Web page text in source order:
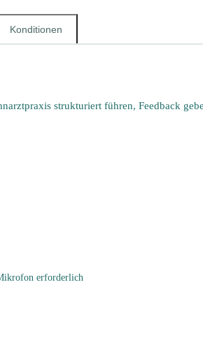
Konditionen
strukturiert führen, Feedback
erforderlich